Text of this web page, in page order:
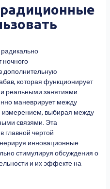
дополнительную
которая функционирует
реальными занятиями.
маневрирует между
выбирая между
связями. Эта
главной чертой
инновационные
стимулируя обсуждения о
и их эффекте на